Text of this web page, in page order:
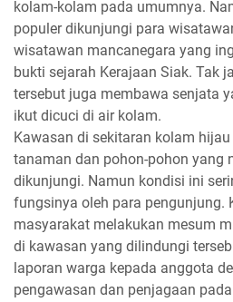
kolam-kolam pada umumnya.
populer dikunjungi para
wisatawan mancanegara yang
bukti sejarah Kerajaan Siak. Tak
tersebut juga membawa senjata
ikut dicuci di air kolam.
Kawasan di sekitaran kolam
tanaman dan pohon-pohon yang
dikunjungi. Namun kondisi ini
fungsinya oleh para pengunjung.
masyarakat melakukan mesum
di kawasan yang dilindungi
laporan warga kepada anggota
pengawasan dan penjagaan